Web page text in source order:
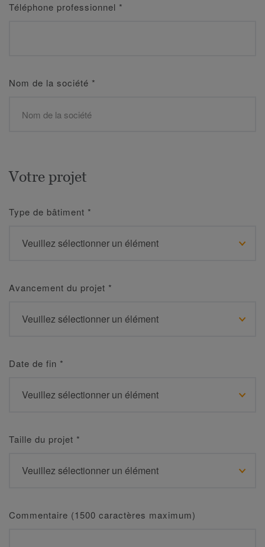
Téléphone professionnel *
Nom de la société *
Votre projet
Type de bâtiment *
Avancement du projet *
Date de fin *
Taille du projet *
Commentaire (1500 caractères maximum)